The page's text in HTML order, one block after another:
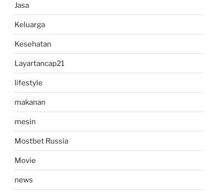
Jasa
Keluarga
Kesehatan
Layartancap21
lifestyle
makanan
mesin
Mostbet Russia
Movie
news